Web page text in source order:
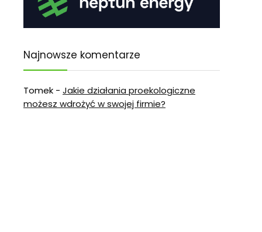
Najnowsze komentarze
Tomek - Jakie działania proekologiczne
możesz wdrożyć w swojej firmie?